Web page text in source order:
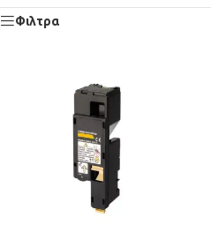
Φιλτρα